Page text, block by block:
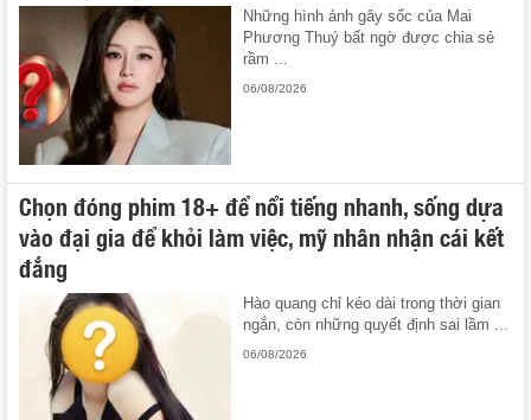
Những hình ảnh gây sốc của Mai
Phương Thuý bất ngờ được chia sẻ
rầm ...
06/08/2026
Chọn đóng phim 18+ để nổi tiếng nhanh, sống dựa
vào đại gia để khỏi làm việc, mỹ nhân nhận cái kết
đắng
Hào quang chỉ kéo dài trong thời gian
ngắn, còn những quyết định sai lầm ...
06/08/2026